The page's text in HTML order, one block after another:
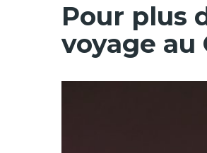
Pour plus
voyage au